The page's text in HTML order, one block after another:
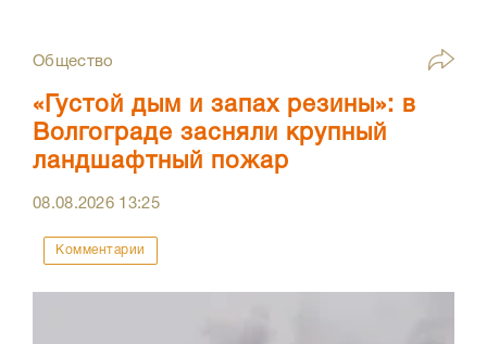
Общество
«Густой дым и запах резины»: в
Волгограде засняли крупный
ландшафтный пожар
08.08.2026 13:25
Комментарии